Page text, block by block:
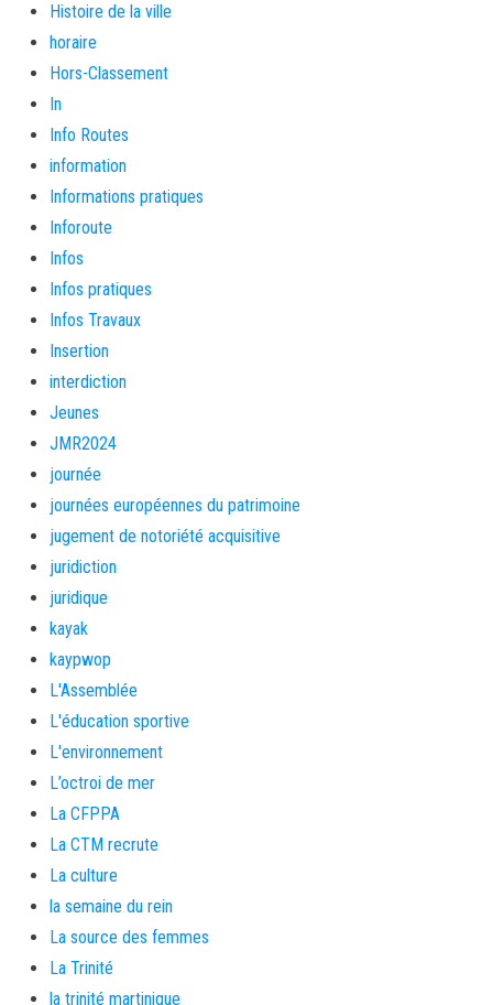
Histoire de la ville
horaire
Hors-Classement
In
Info Routes
information
Informations pratiques
Inforoute
Infos
Infos pratiques
Infos Travaux
Insertion
interdiction
Jeunes
JMR2024
journée
journées européennes du patrimoine
jugement de notoriété acquisitive
juridiction
juridique
kayak
kaypwop
L'Assemblée
L'éducation sportive
L'environnement
L’octroi de mer
La CFPPA
La CTM recrute
La culture
la semaine du rein
La source des femmes
La Trinité
la trinité martinique